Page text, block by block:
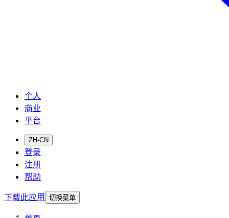
个人
商业
平台
ZH-CN
登录
注册
帮助
下载此应用 切换菜单